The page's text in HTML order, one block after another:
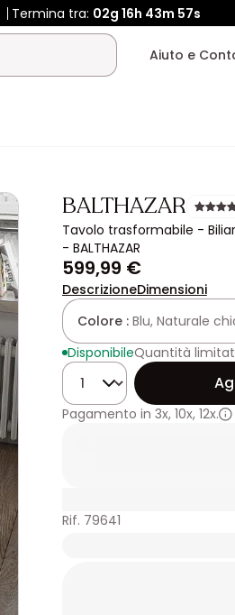
Termina tra: 02g 16h 43m 55s
BALTHAZAR
Tavolo trasformabile -
- BALTHAZAR
599,99 €
DescrizioneDimensioni
Colore : Blu, Naturale
DisponibileQuantità
Quantità
Pagamento in 3x, 10x, 12x.
Rif. 79641